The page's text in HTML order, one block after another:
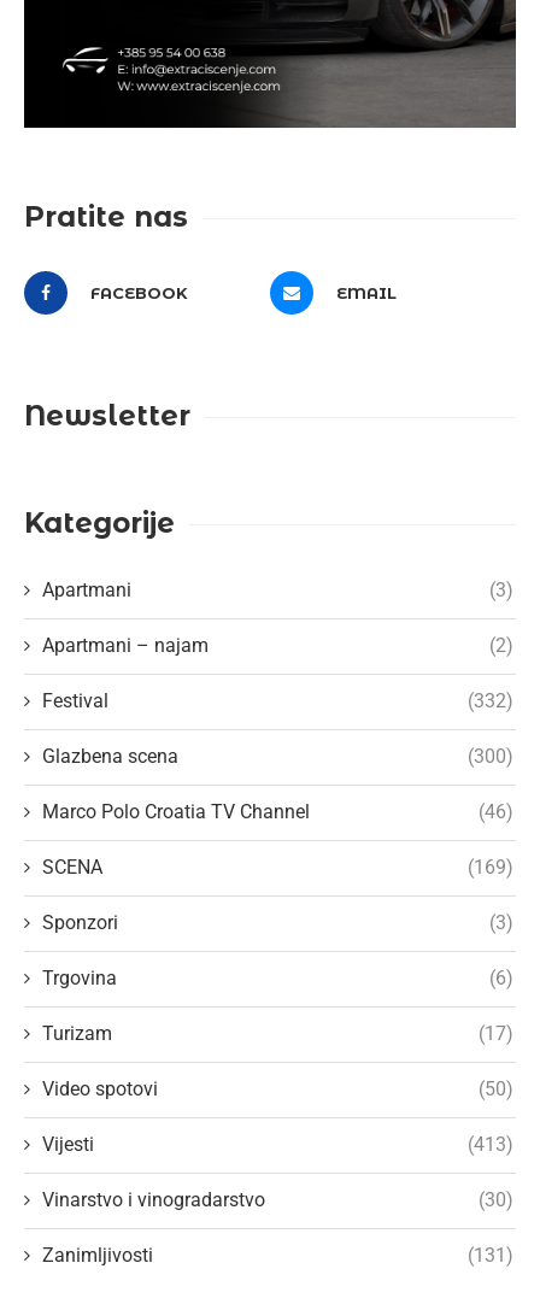
Pratite nas
FACEBOOK EMAIL
Newsletter
Kategorije
Apartmani (3)
Apartmani – najam (2)
Festival (332)
Glazbena scena (300)
Marco Polo Croatia TV Channel (46)
SCENA (169)
Sponzori (3)
Trgovina (6)
Turizam (17)
Video spotovi (50)
Vijesti (413)
Vinarstvo i vinogradarstvo (30)
Zanimljivosti (131)